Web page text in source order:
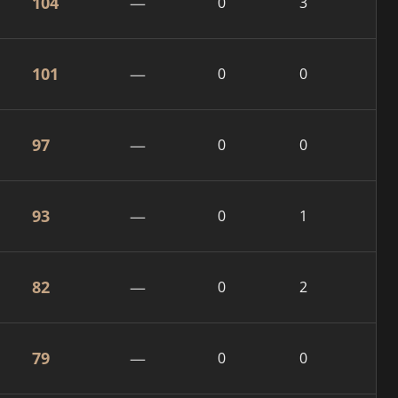
101 — 0 0
97 — 0 0
93 — 0 1
82 — 0 2
79 — 0 0